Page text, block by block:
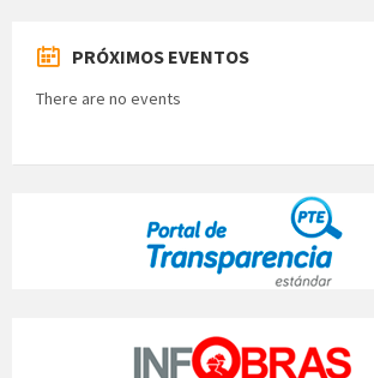
PRÓXIMOS EVENTOS
There are no events